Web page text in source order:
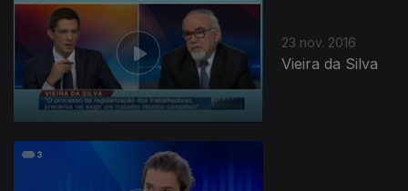
23 nov. 2016
Vieira da Silva